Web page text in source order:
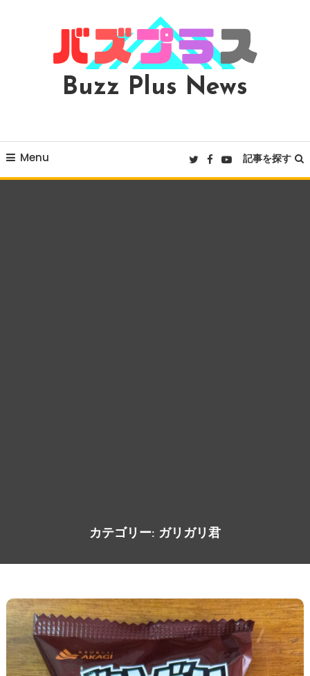
Buzz Plus News
Menu 記事を探す
カテゴリー: ガリガリ君